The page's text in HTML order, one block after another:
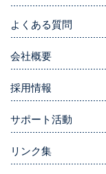
よくある質問
会社概要
採用情報
サポート活動
リンク集